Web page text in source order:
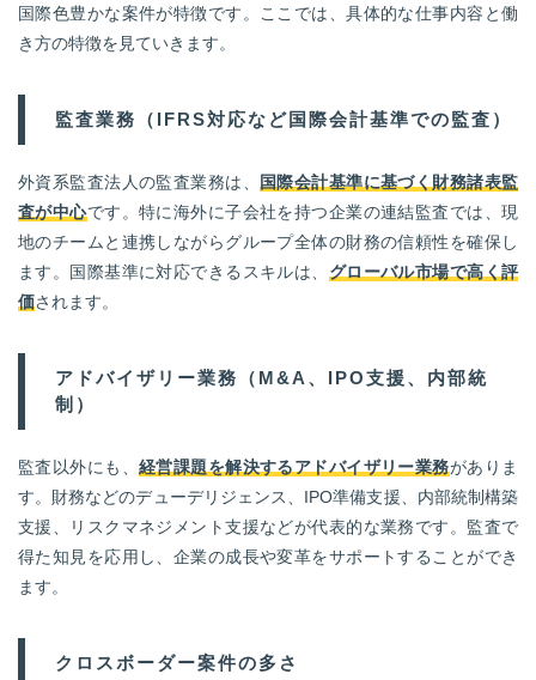
国際色豊かな案件が特徴です。ここでは、具体的な仕事内容と働
き方の特徴を見ていきます。
監査業務（IFRS対応など国際会計基準での監査）
外資系監査法人の監査業務は、
国際会計基準に基づく財務諸表監
査が中心です。特に海外に子会社を持つ企業の連結監査では、現
地のチームと連携しながらグループ全体の財務の信頼性を確保し
ます。国際基準に対応できるスキルは、 グローバル市場で高く評
価されます。
アドバイザリー業務（M&A、IPO支援、内部統
制）
監査以外にも、 経営課題を解決するアドバイザリー業務がありま
す。財務などのデューデリジェンス、IPO準備支援、内部統制構築
支援、リスクマネジメント支援などが代表的な業務です。監査で
得た知見を応用し、企業の成長や変革をサポートすることができ
ます。
クロスボーダー案件の多さ